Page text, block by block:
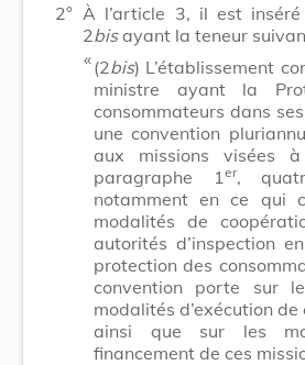
2° À l’article 3, il est
2bisayant la teneur
​ «(2bis) L’établissement
ministre ayant la
consommateurs dans
une convention
aux missions visées
paragraphe 1 er,
notamment en ce qui
modalités de
autorités d’inspection
protection des
convention porte sur
modalités d’exécution de
ainsi que sur les
financement de ces